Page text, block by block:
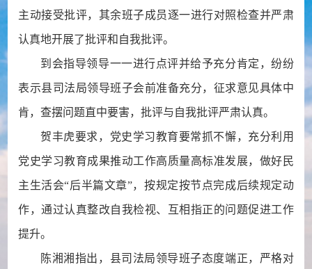
主动接受批评，其余班子成员逐一进行对照检查并严肃
认真地开展了批评和自我批评。
到会指导领导一一进行点评并给予充分肯定，纷纷
表示县司法局领导班子会前准备充分，征求意见具体中
肯，查摆问题直中要害，批评与自我批评严肃认真。
贺丰虎要求，党史学习教育要常抓不懈，充分利用
党史学习教育成果推动工作高质量高标准发展，做好民
主生活会“后半篇文章”，按规定按节点完成后续规定动
作，通过认真整改自我检视、互相指正的问题促进工作
提升。
陈湘湘指出，县司法局领导班子态度端正，严格对